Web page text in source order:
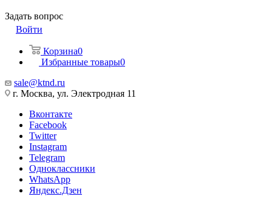
Задать вопрос
Войти
Корзина0
Избранные товары0
sale@ktnd.ru
г. Москва, ул. Электродная 11
Вконтакте
Facebook
Twitter
Instagram
Telegram
Одноклассники
WhatsApp
Яндекс.Дзен